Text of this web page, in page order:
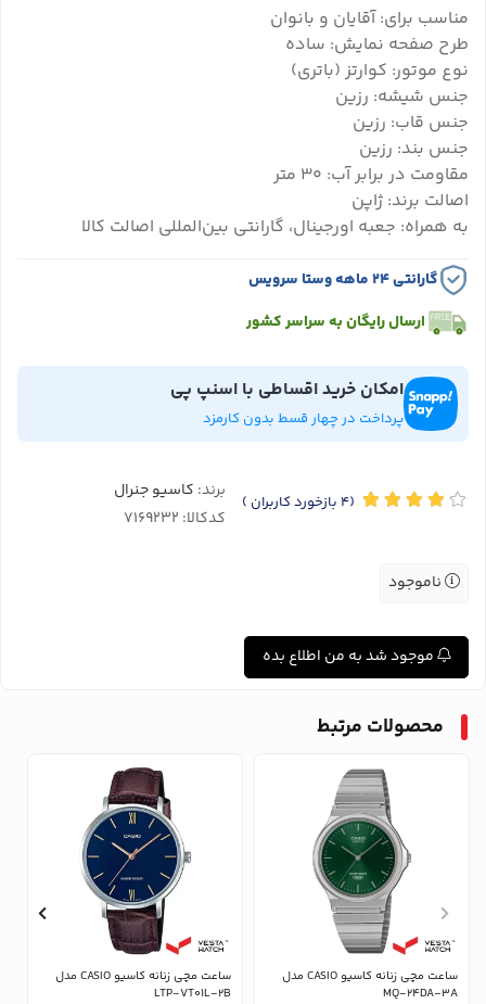
مناسب برای: آقایان و بانوان
طرح صفحه نمایش: ساده
نوع موتور: کوارتز (باتری)
جنس شیشه: رزین
جنس قاب: رزین
جنس بند: رزین
مقاومت در برابر آب: 30 متر
اصالت برند: ژاپن
به همراه: جعبه اورجینال، گارانتی بین‌المللی اصالت کالا
گارانتی ۲۴ ماهه وستا سرویس
ارسال رایگان به سراسر کشور
امکان خرید اقساطی با اسنپ پی
پرداخت در چهار قسط بدون کارمزد
(4 بازخورد کاربران ) برند: کاسیو جنرال
کدکالا:
ناموجود
موجود شد به من اطلاع بده
محصولات مرتبط
ساعت مچی زنانه کاسیو CASIO مدل
MQ-24DA-3A
ساعت مچی زنانه کاسیو CASIO مدل
LTP-VT01L-2B